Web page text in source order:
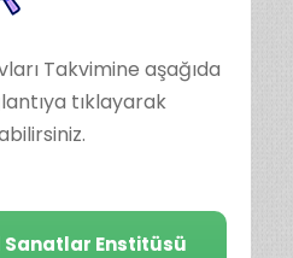
Takvimine aşağıda
tıklayarak
Sanatlar Enstitüsü